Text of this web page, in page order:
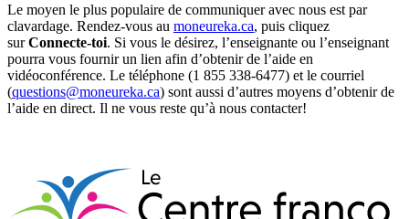
Le moyen le plus populaire de communiquer avec nous est par
clavardage. Rendez-vous au moneureka.ca, puis cliquez
surConnecte-toi. Si vous le désirez, l’enseignante ou l’enseignant
pourra vous fournir un lien afin d’obtenir de l’aide en
vidéoconférence. Le téléphone (1 855 338-6477) et le courriel
(questions@moneureka.ca) sont aussi d’autres moyens d’obtenir de
l’aide en direct. Il ne vous reste qu’à nous contacter!